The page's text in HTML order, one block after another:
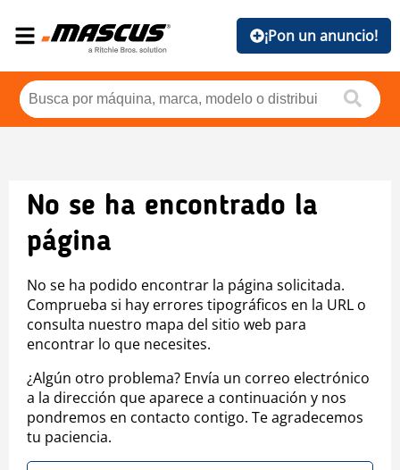
¡Pon un anuncio!
No se ha encontrado la
página
No se ha podido encontrar la página solicitada.
Comprueba si hay errores tipográficos en la URL o
consulta nuestro mapa del sitio web para
encontrar lo que necesites.
¿Algún otro problema? Envía un correo electrónico
a la dirección que aparece a continuación y nos
pondremos en contacto contigo. Te agradecemos
tu paciencia.